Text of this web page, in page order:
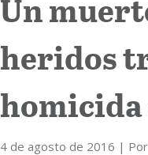
Colaboradores
Internacional
Cultura
Un
heridos
homicida
4 de agosto de 2016 | Por